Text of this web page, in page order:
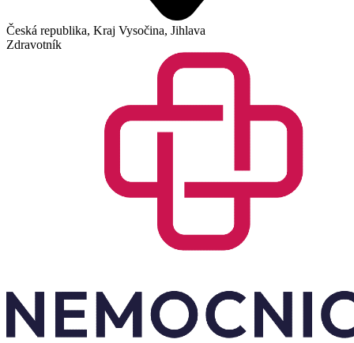
Česká republika, Kraj Vysočina, Jihlava
Zdravotník